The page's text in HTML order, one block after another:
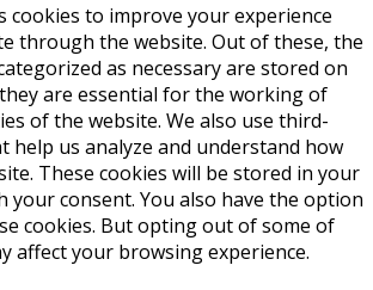
cookies to improve your experience
through the website. Out of these, the
as necessary are stored on
are essential for the working of
of the website. We also use third-
help us analyze and understand how
These cookies will be stored in your
your consent. You also have the option
cookies. But opting out of some of
affect your browsing experience.